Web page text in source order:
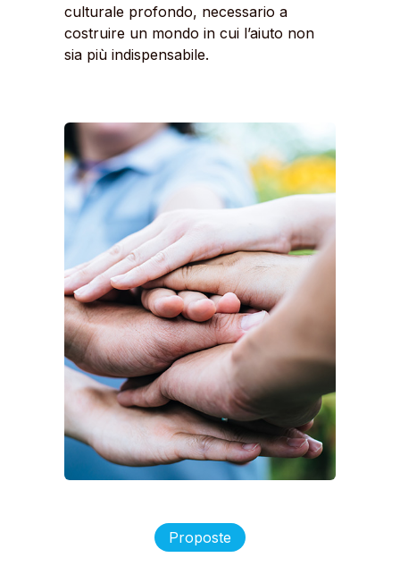
culturale profondo, necessario a
costruire un mondo in cui l’aiuto non
sia più indispensabile.
Proposte